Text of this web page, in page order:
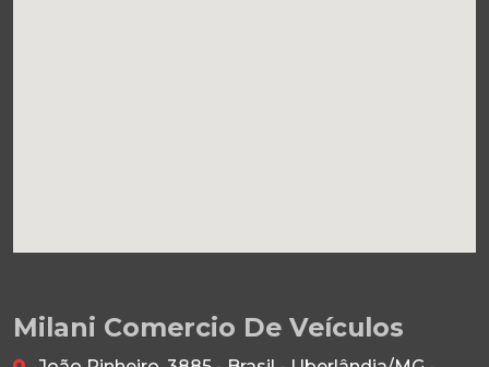
Milani Comercio De Veículos